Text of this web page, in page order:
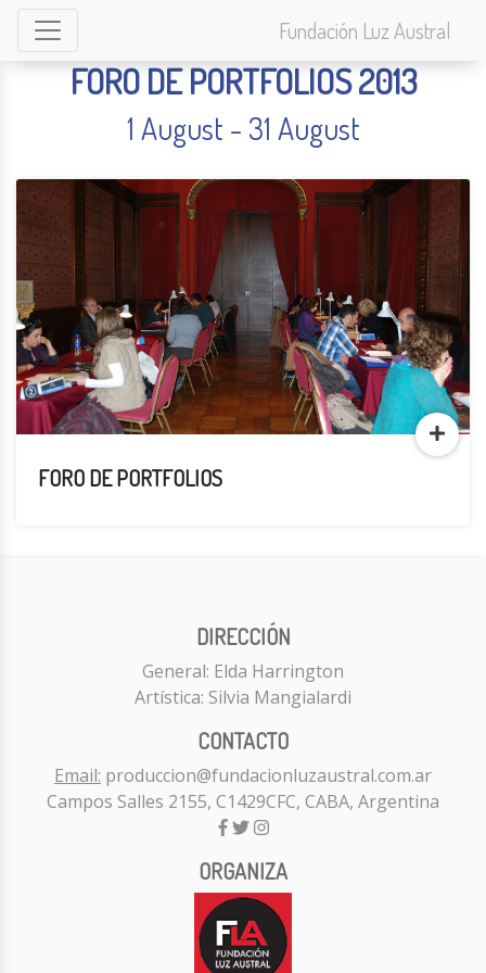
Fundación Luz Austral
FORO DE PORTFOLIOS 2013
1 August - 31 August
FORO DE PORTFOLIOS
DIRECCIÓN
General: Elda Harrington
Artística: Silvia Mangialardi
CONTACTO
Email: produccion@fundacionluzaustral.com.ar
Campos Salles 2155, C1429CFC, CABA, Argentina
ORGANIZA